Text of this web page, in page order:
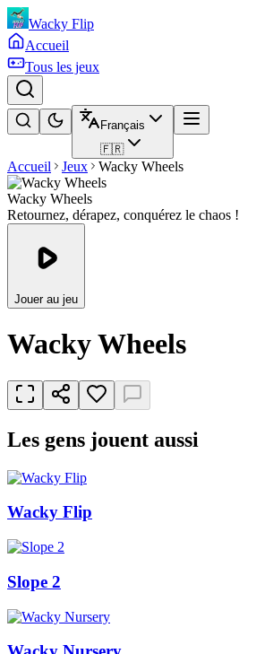
Wacky Flip
Accueil
Tous les jeux
Français
🇫🇷
Accueil Jeux Wacky Wheels
Wacky Wheels
Retournez, dérapez, conquérez le chaos !
Jouer au jeu
Wacky Wheels
Les gens jouent aussi
Wacky Flip
Slope 2